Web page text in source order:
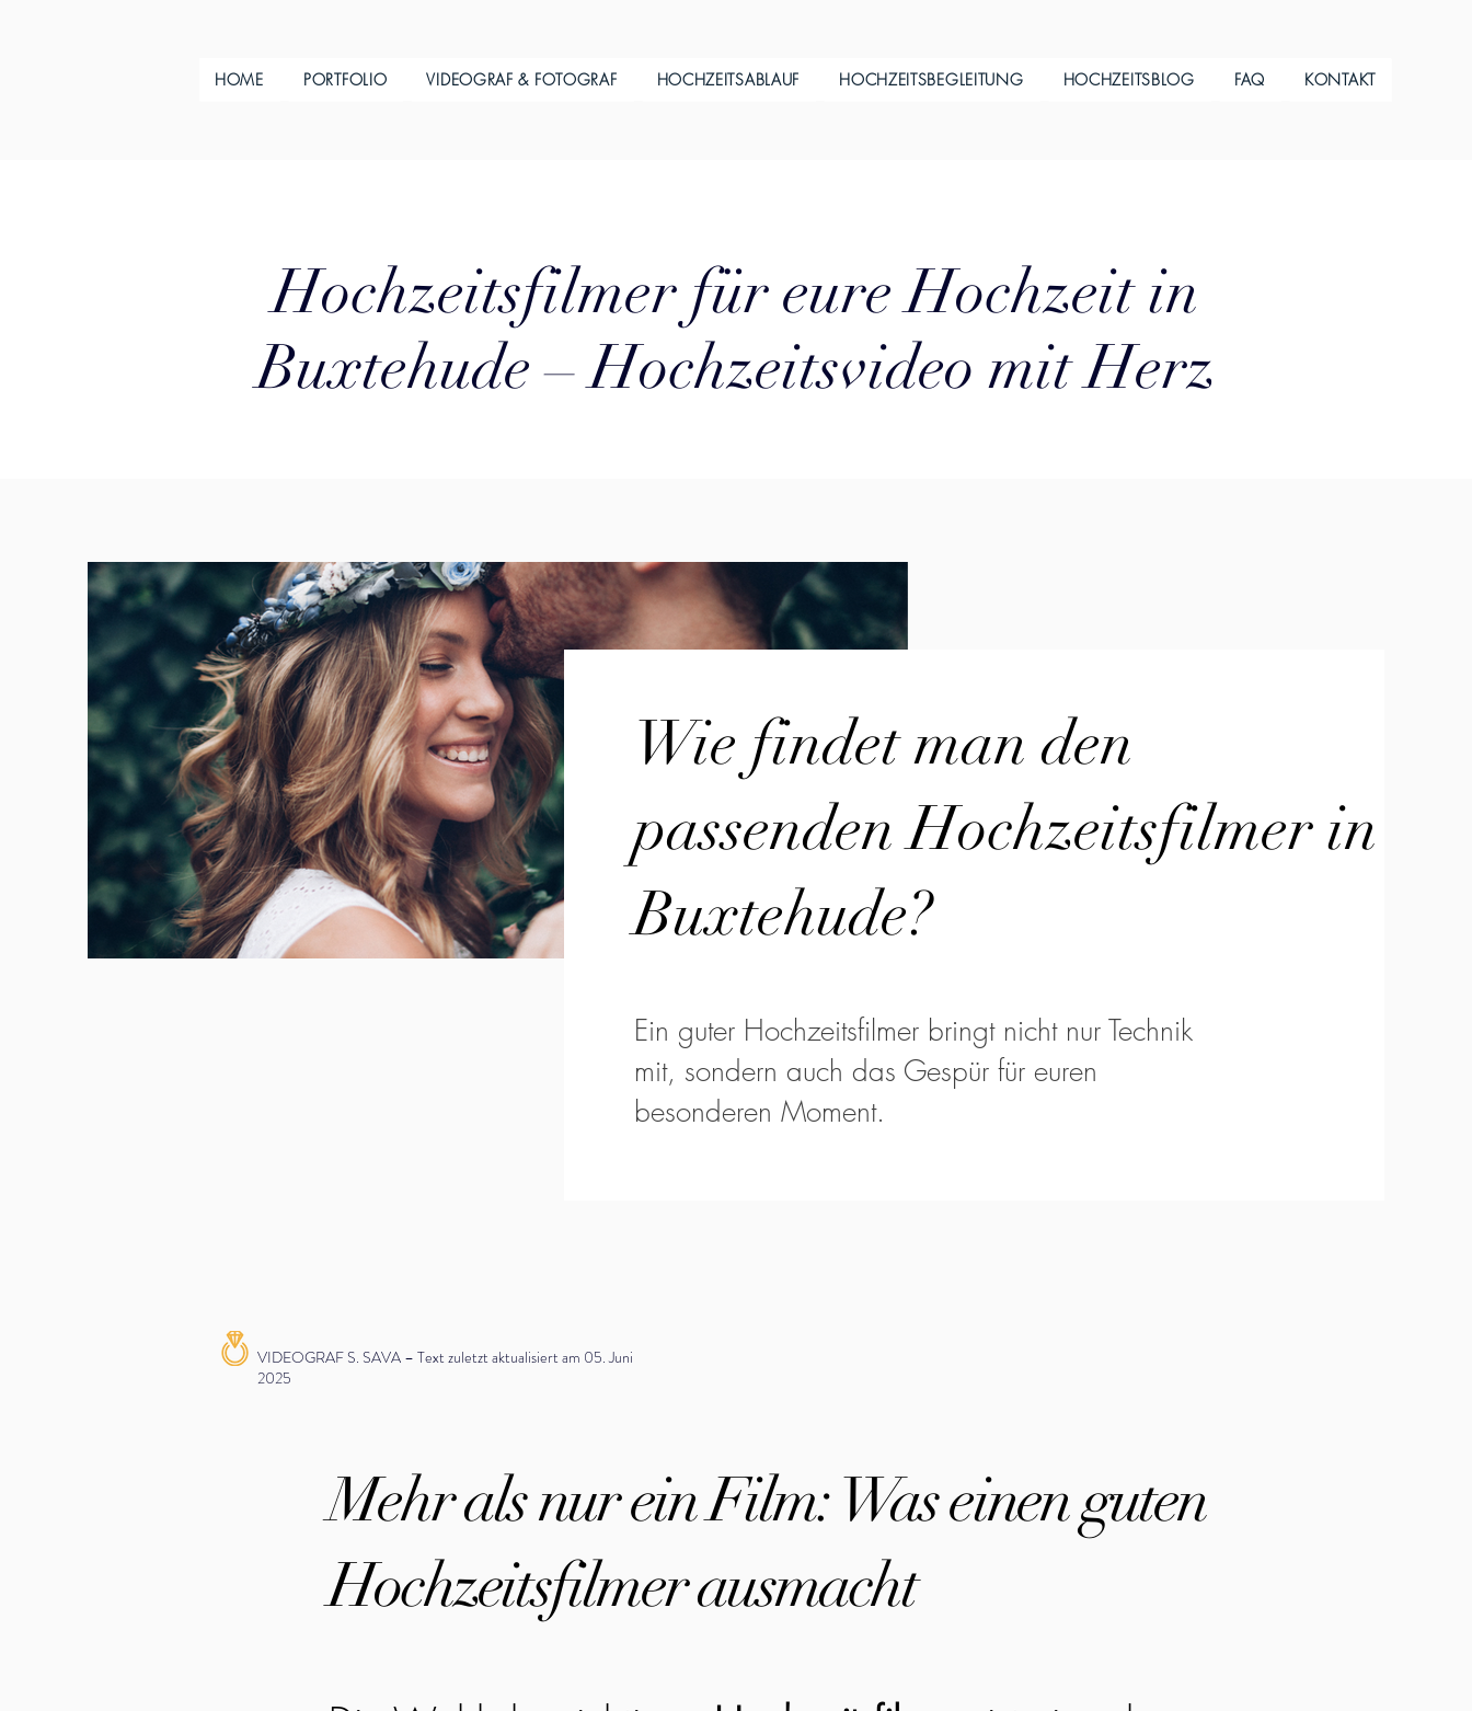
HOME PORTFOLIO VIDEOGRAF & FOTOGRAF HOCHZEITSABLAUF HOCHZEITSBEGLEITUNG HOCHZEITSBLOG FAQ KONTAKT
Hochzeitsfilmer für eure Hochzeit in
Buxtehude – Hochzeitsvideo mit Herz
Wie findet man den
passenden Hochzeitsfilmer in
Buxtehude?
Ein guter Hochzeitsfilmer bringt nicht nur Technik
mit, sondern auch das Gespür für euren
besonderen Moment.
VIDEOGRAF S. SAVA – Text zuletzt aktualisiert am 05. Juni
2025
Mehr als nur ein Film: Was einen guten
Hochzeitsfilmer ausmacht